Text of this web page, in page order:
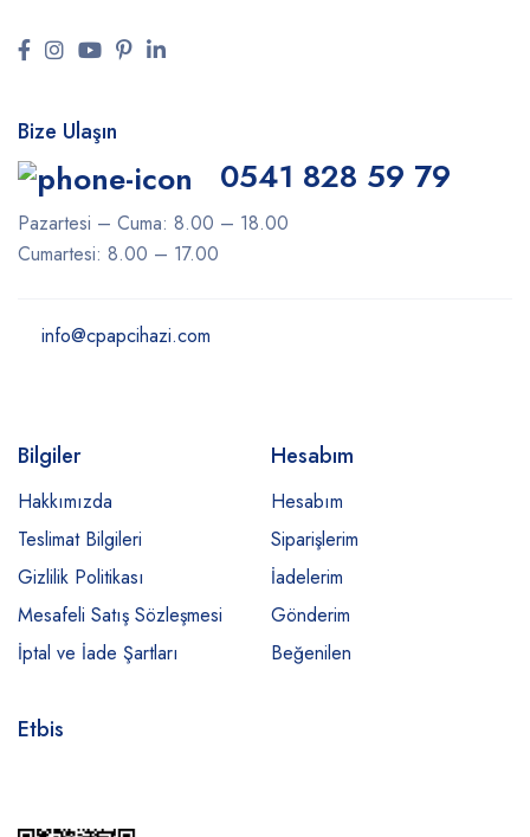
Bize Ulaşın
0541 828 59 79
Pazartesi – Cuma: 8.00 – 18.00
Cumartesi: 8.00 – 17.00
info@cpapcihazi.com
Bilgiler
Hakkımızda
Teslimat Bilgileri
Gizlilik Politikası
Mesafeli Satış Sözleşmesi
İptal ve İade Şartları
Hesabım
Hesabım
Siparişlerim
İadelerim
Gönderim
Beğenilen
Etbis